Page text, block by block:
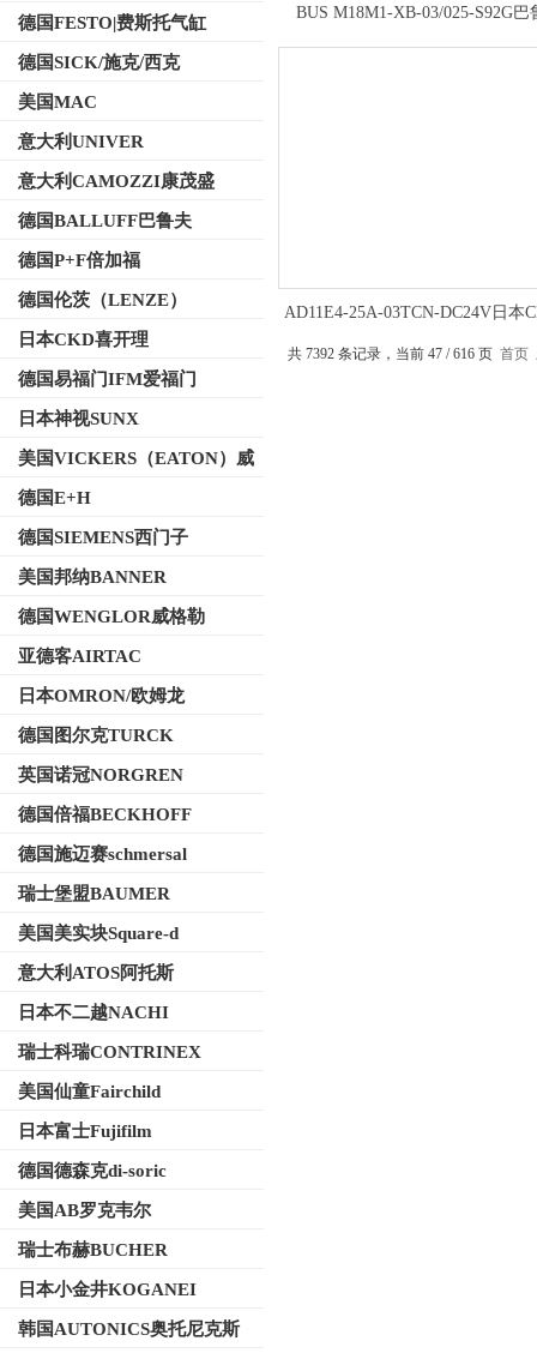
德国FESTO|费斯托气缸
德国SICK/施克/西克
美国MAC
意大利UNIVER
意大利CAMOZZI康茂盛
德国BALLUFF巴鲁夫
德国P+F倍加福
德国伦茨（LENZE）
日本CKD喜开理
德国易福门IFM爱福门
日本神视SUNX
美国VICKERS（EATON）威
格士
德国E+H
德国SIEMENS西门子
美国邦纳BANNER
德国WENGLOR威格勒
亚德客AIRTAC
日本OMRON/欧姆龙
德国图尔克TURCK
英国诺冠NORGREN
德国倍福BECKHOFF
德国施迈赛schmersal
瑞士堡盟BAUMER
美国美实块Square-d
意大利ATOS阿托斯
日本不二越NACHI
瑞士科瑞CONTRINEX
美国仙童Fairchild
日本富士Fujifilm
德国德森克di-soric
美国AB罗克韦尔
瑞士布赫BUCHER
日本小金井KOGANEI
韩国AUTONICS奥托尼克斯
BUS M18M1-XB-03/025-S92G巴
AD11E4-25A-03TCN-DC24V日本
共 7392 条记录，当前 47 / 616 页 首页